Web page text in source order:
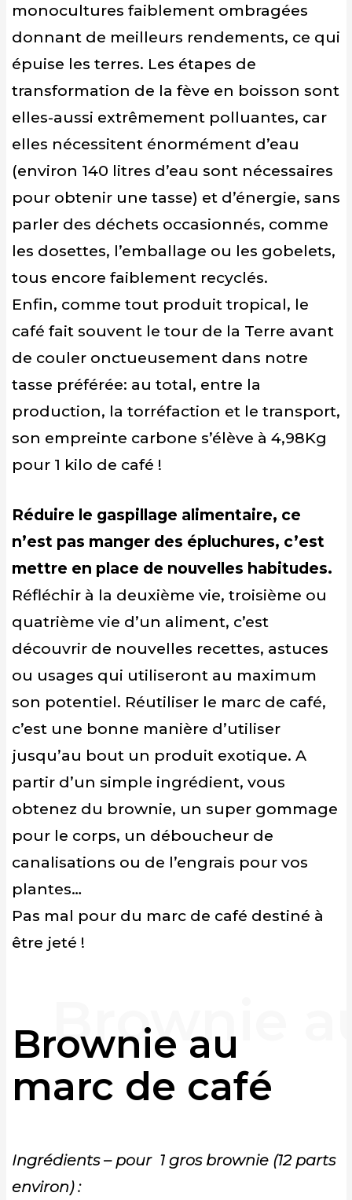
monocultures faiblement ombragées
donnant de meilleurs rendements, ce qui
épuise les terres. Les étapes de
transformation de la fève en boisson sont
elles-aussi extrêmement polluantes, car
elles nécessitent énormément d’eau
(environ 140 litres d’eau sont nécessaires
pour obtenir une tasse) et d’énergie, sans
parler des déchets occasionnés, comme
les dosettes, l’emballage ou les gobelets,
tous encore faiblement recyclés.
Enfin, comme tout produit tropical, le
café fait souvent le tour de la Terre avant
de couler onctueusement dans notre
tasse préférée: au total, entre la
production, la torréfaction et le transport,
son empreinte carbone s’élève à 4,98Kg
pour 1 kilo de café !
Réduire le gaspillage alimentaire, ce
n’est pas manger des épluchures, c’est
mettre en place de nouvelles habitudes.
Réfléchir à la deuxième vie, troisième ou
quatrième vie d’un aliment, c’est
découvrir de nouvelles recettes, astuces
ou usages qui utiliseront au maximum
son potentiel. Réutiliser le marc de café,
c’est une bonne manière d’utiliser
jusqu’au bout un produit exotique. A
partir d’un simple ingrédient, vous
obtenez du brownie, un super gommage
pour le corps, un déboucheur de
canalisations ou de l’engrais pour vos
plantes…
Pas mal pour du marc de café destiné à
être jeté !
Brownie au
marc de café
Ingrédients – pour 1 gros brownie (12 parts
environ) :